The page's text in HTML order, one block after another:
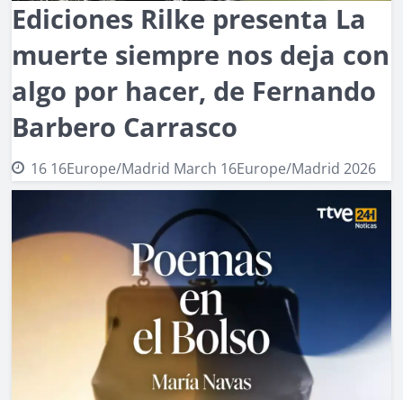
Ediciones Rilke presenta La
muerte siempre nos deja con
algo por hacer, de Fernando
Barbero Carrasco
16 16Europe/Madrid March 16Europe/Madrid 2026